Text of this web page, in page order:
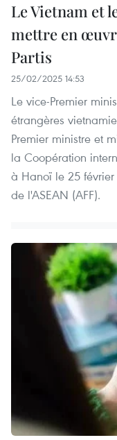
Le Vietnam et
mettre en
Partis
25/02/2025 14:53
Le vice-Premier
étrangères
Premier ministre et
la Coopération
à Hanoï le 25
de l'ASEAN (AFF).